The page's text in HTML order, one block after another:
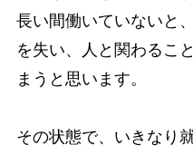
長い間働いていないと
を失い、人と関わるこ
まうと思います。
その状態で、いきなり